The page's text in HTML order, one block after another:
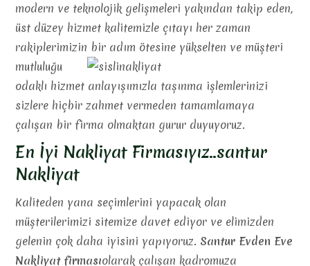
modern ve teknolojik gelişmeleri yakından takip eden,
üst düzey hizmet kalitemizle çıtayı her zaman
rakiplerimizin bir adım ötesine yükselten ve müşteri
mutluluğu
odaklı hizmet anlayışımızla taşınma işlemlerinizi
sizlere hiçbir zahmet vermeden tamamlamaya
çalışan bir firma olmaktan gurur duyuyoruz.
En İyi Nakliyat Firmasıyız..santur
Nakliyat
Kaliteden yana seçimlerini yapacak olan
müşterilerimizi sitemize davet ediyor ve elimizden
gelenin çok daha iyisini yapıyoruz. Santur Evden Eve
Nakliyat firmasıolarak çalışan kadromuza